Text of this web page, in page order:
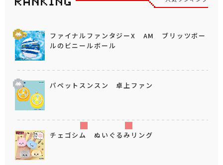
ファイナルファンタジーX AM ブリッツボー
ルのビニールボール
パペットスンスン 卓上ファン
チェゴシム ぬいぐるみリング